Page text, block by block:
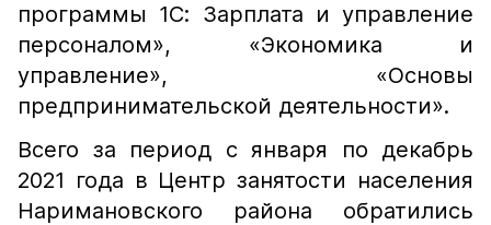
программы 1С: Зарплата и управление
персоналом», «Экономика и
управление», «Основы
предпринимательской деятельности».
Всего за период с января по декабрь
2021 года в Центр занятости населения
Наримановского района обратились